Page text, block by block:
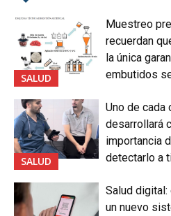
SALUD
Muestreo
recuerdan
la única
embutidos
SALUD
Uno de cada
desarrollará
importancia
detectarlo a
Salud
un nuevo